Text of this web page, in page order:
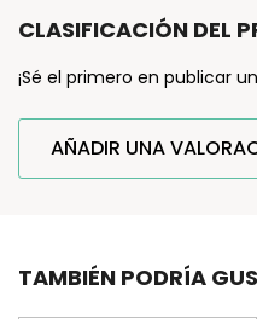
CLASIFICACIÓN DEL
¡Sé el primero en publicar
AÑADIR UNA
TAMBIÉN PODRÍA